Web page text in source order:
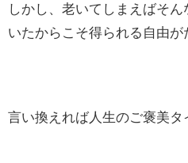
しかし、老いてしまえばそ
いたからこそ得られる自由が
言い換えれば人生のご褒美タ